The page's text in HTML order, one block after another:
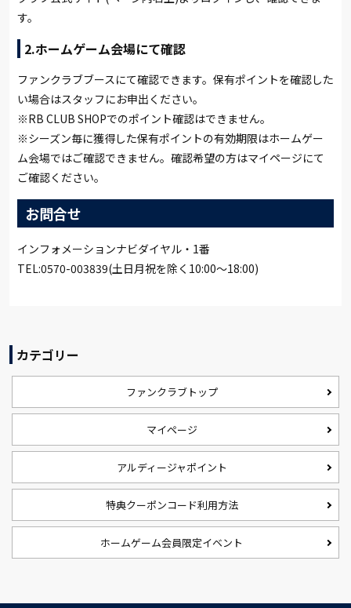
す。
2.ホームゲーム会場にて確認
ファンクラブブースにて確認できます。保有ポイントを確認した
い場合はスタッフにお申出ください。
※RB CLUB SHOPでのポイント確認はできません。
※シーズン毎に獲得した保有ポイントの有効期限はホームゲー
ム会場ではご確認できません。確認希望の方はマイページにて
ご確認ください。
お問合せ
インフォメーションナビダイヤル・1番
TEL:0570-003839(土日月祝を除く10:00〜18:00)
カテゴリー
ファンクラブトップ
マイページ
アルディージャポイント
特典クーポンコード利用方法
ホームゲーム会員限定イベント